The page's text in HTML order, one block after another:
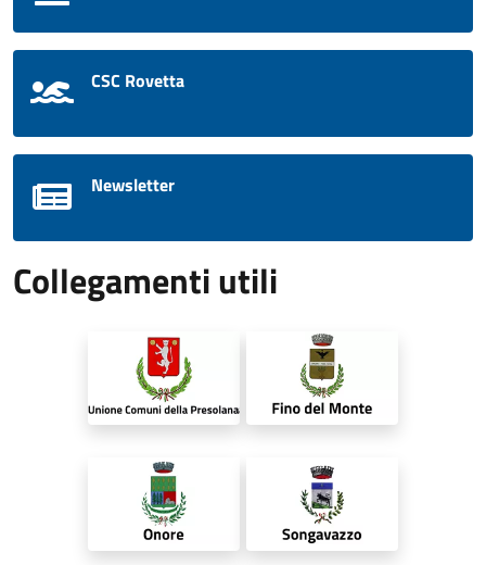
CSC Rovetta
Newsletter
Collegamenti utili